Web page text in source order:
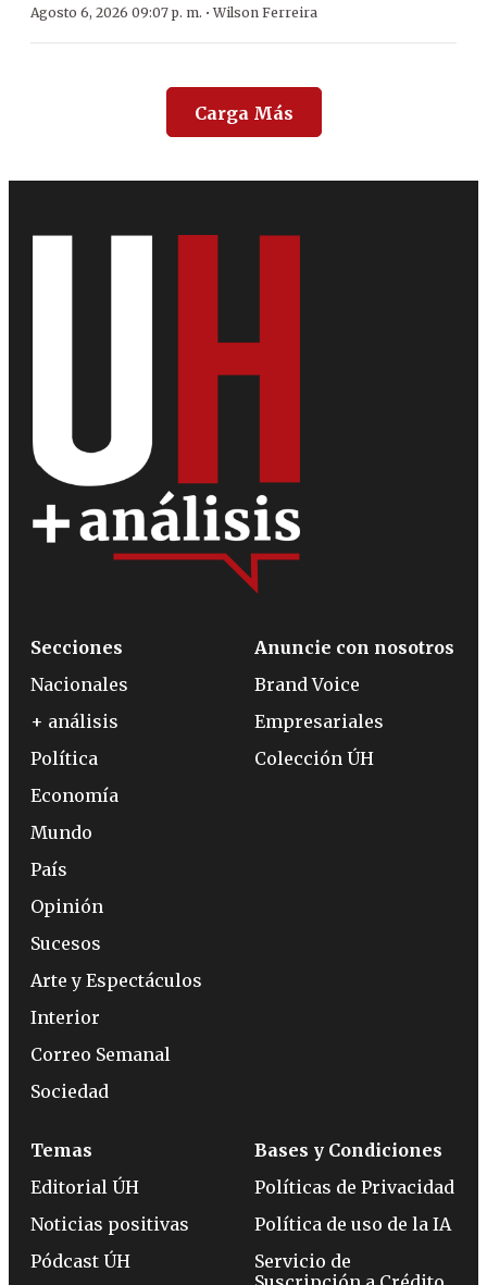
Agosto 6, 2026 09:07 p. m. ·Wilson Ferreira
Carga Más
Secciones
Nacionales
+ análisis
Política
Economía
Mundo
País
Opinión
Sucesos
Arte y Espectáculos
Interior
Correo Semanal
Sociedad
Anuncie con nosotros
Brand Voice
Empresariales
Colección ÚH
Temas
Editorial ÚH
Noticias positivas
Pódcast ÚH
Bases y Condiciones
Políticas de Privacidad
Política de uso de la IA
Servicio de